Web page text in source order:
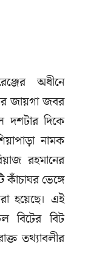
অধীনে
জায়গা জবর
দশটার দিকে
নামক
রহমানের
কাঁচাঘর ভেঙ্গে
হয়েছে। এই
বিটের বিট
তথ্যাবলীর